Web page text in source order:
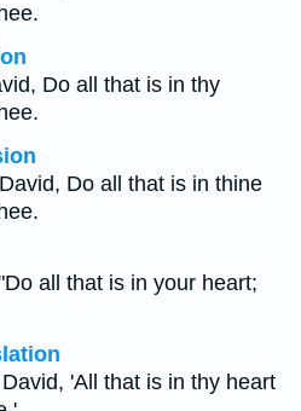
Do all that is in thy
Do all that is in thine
all that is in your heart;
'All that is in thy heart